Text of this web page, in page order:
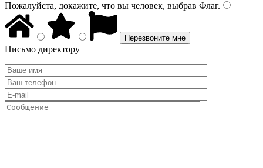
Пожалуйста, докажите, что вы человек, выбрав Флаг.
Письмо директору